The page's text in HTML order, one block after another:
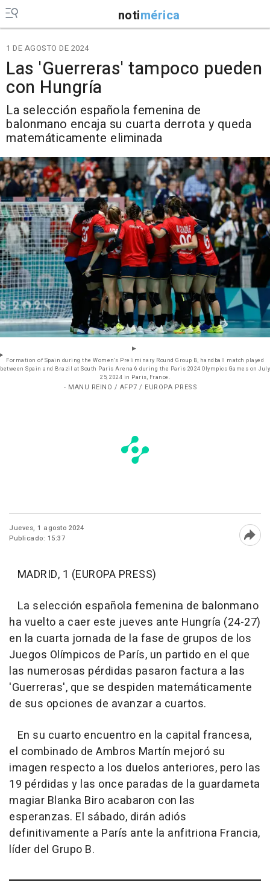
notimérica
1 DE AGOSTO DE 2024
Las 'Guerreras' tampoco pueden
con Hungría
La selección española femenina de
balonmano encaja su cuarta derrota y queda
matemáticamente eliminada
Formation of Spain during the Women's Preliminary Round Group B, handball match played
between Spain and Brazil at South Paris Arena 6 during the Paris 2024 Olympics Games on July
25, 2024 in Paris, France.
- MANU REINO / AFP7 / EUROPA PRESS
Jueves, 1 agosto 2024
Publicado: 15:37
MADRID, 1 (EUROPA PRESS)
La selección española femenina de balonmano
ha vuelto a caer este jueves ante Hungría (24-27)
en la cuarta jornada de la fase de grupos de los
Juegos Olímpicos de París, un partido en el que
las numerosas pérdidas pasaron factura a las
'Guerreras', que se despiden matemáticamente
de sus opciones de avanzar a cuartos.
En su cuarto encuentro en la capital francesa,
el combinado de Ambros Martín mejoró su
imagen respecto a los duelos anteriores, pero las
19 pérdidas y las once paradas de la guardameta
magiar Blanka Biro acabaron con las
esperanzas. El sábado, dirán adiós
definitivamente a París ante la anfitriona Francia,
líder del Grupo B.